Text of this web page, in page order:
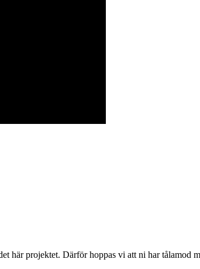
här projektet. Därför hoppas vi att ni har tålamod